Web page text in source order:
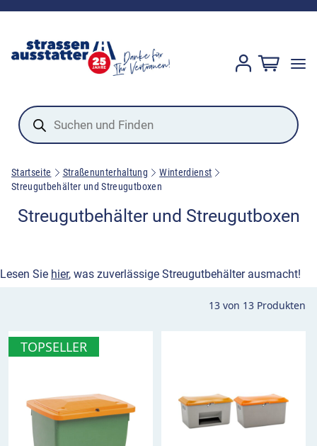
Products
search
Startseite Straßenunterhaltung
Winterdienst
Streugutbehälter und Streugutboxen
Streugutbehälter und Streugutboxen
Lesen Sie hier, was zuverlässige Streugutbehälter ausmacht!
13 von 13 Produkten
TOPSELLER